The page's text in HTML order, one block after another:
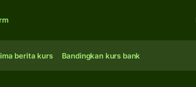
berita kurs Bandingkan kurs bank